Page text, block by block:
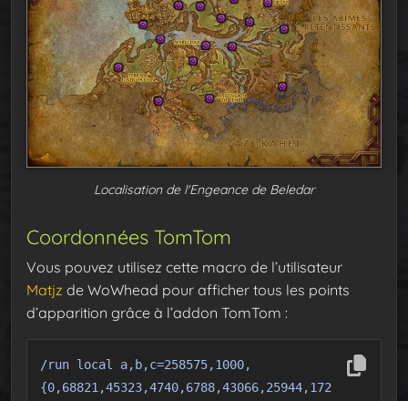
Localisation de l'Engeance de Beledar
Coordonnées TomTom
Vous pouvez utilisez cette macro de l’utilisateur
Matjz de WoWhead pour afficher tous les points
d’apparition grâce à l’addon TomTom :
/run local a,b,c=258575,1000,
{0,68821,45323,4740,6788,43066,25944,172